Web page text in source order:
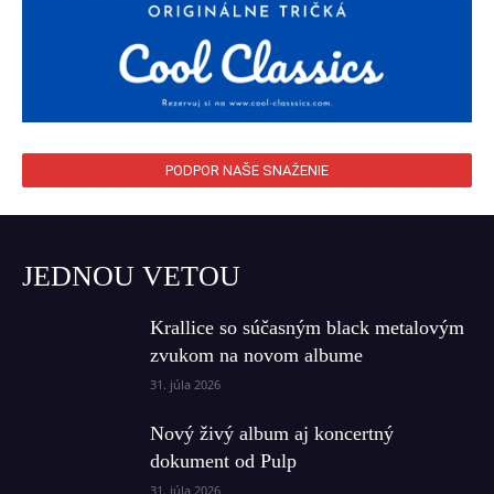
PODPOR NAŠE SNAŽENIE
JEDNOU VETOU
Krallice so súčasným black metalovým
zvukom na novom albume
31. júla 2026
Nový živý album aj koncertný
dokument od Pulp
31. júla 2026